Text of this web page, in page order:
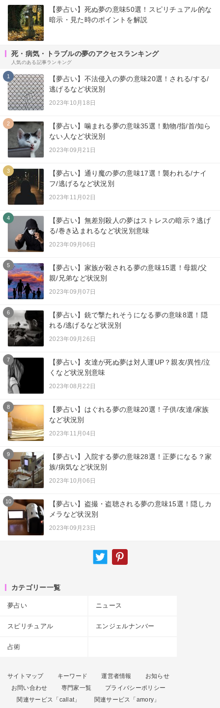
【夢占い】死ぬ夢の意味50選！スピリチュアル的な
暗示・見た時のポイントを解説
死・病気・トラブルの夢のアクセスランキング
人気のある記事ランキング
1
【夢占い】不法侵入の夢の意味20選！される/する/
逃げるなど状況別
2023年10月18日
2
【夢占い】噛まれる夢の意味35選！動物/指/首/知ら
ない人など状況別
2023年09月21日
3
【夢占い】通り魔の夢の意味17選！襲われる/ナイ
フ/逃げるなど状況別
2023年11月02日
4
【夢占い】無差別殺人の夢はストレスの暗示？逃げ
る/巻き込まれるなど状況別意味
2023年09月06日
5
【夢占い】家族が殺される夢の意味15選！母親/父
親/兄弟など状況別
2023年09月07日
6
【夢占い】銃で撃たれそうになる夢の意味8選！隠
れる/逃げるなど状況別
2023年09月26日
7
【夢占い】友達が死ぬ夢は対人運UP？親友/異性/泣
くなど状況別意味
2023年08月22日
8
【夢占い】はぐれる夢の意味20選！子供/友達/家族
など状況別
2023年11月04日
9
【夢占い】入院する夢の意味28選！正夢になる？家
族/病気など状況別
2023年10月06日
10
【夢占い】盗撮・盗聴される夢の意味15選！隠しカ
メラなど状況別
2023年09月23日
カテゴリー一覧
夢占い ニュース
スピリチュアル エンジェルナンバー
占術
サイトマップ キーワード 運営者情報
お知らせ
お問い合わせ
専門家一覧
プライバシーポリシー
関連サービス「callat」
関連サービス「amory」